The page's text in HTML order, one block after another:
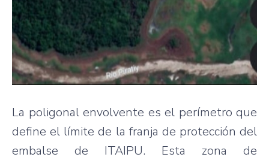
La poligonal envolvente es el perímetro que
define el límite de la franja de protección del
embalse de ITAIPU. Esta zona de